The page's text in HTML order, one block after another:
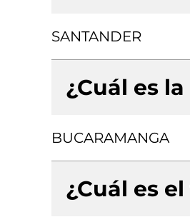
SANTANDER
¿Cuál es
BUCARAMANGA
¿Cuál es